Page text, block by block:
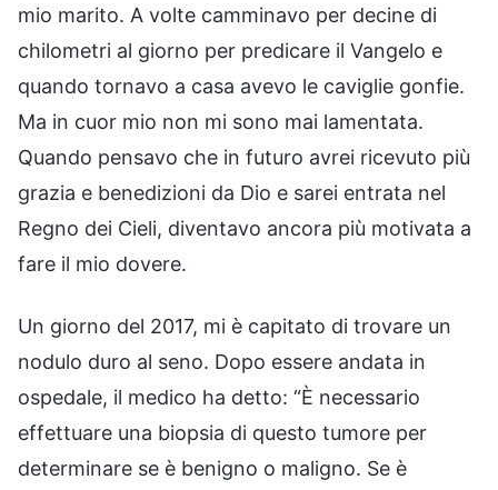
mio marito. A volte camminavo per decine di
chilometri al giorno per predicare il Vangelo e
quando tornavo a casa avevo le caviglie gonfie.
Ma in cuor mio non mi sono mai lamentata.
Quando pensavo che in futuro avrei ricevuto più
grazia e benedizioni da Dio e sarei entrata nel
Regno dei Cieli, diventavo ancora più motivata a
fare il mio dovere.
Un giorno del 2017, mi è capitato di trovare un
nodulo duro al seno. Dopo essere andata in
ospedale, il medico ha detto: “È necessario
effettuare una biopsia di questo tumore per
determinare se è benigno o maligno. Se è